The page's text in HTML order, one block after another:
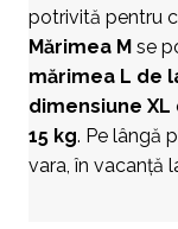
potrivită pentru
Mărimea M se
mărimea L de
dimensiune XL
15 kg. Pe lângă
vara, în vacanță